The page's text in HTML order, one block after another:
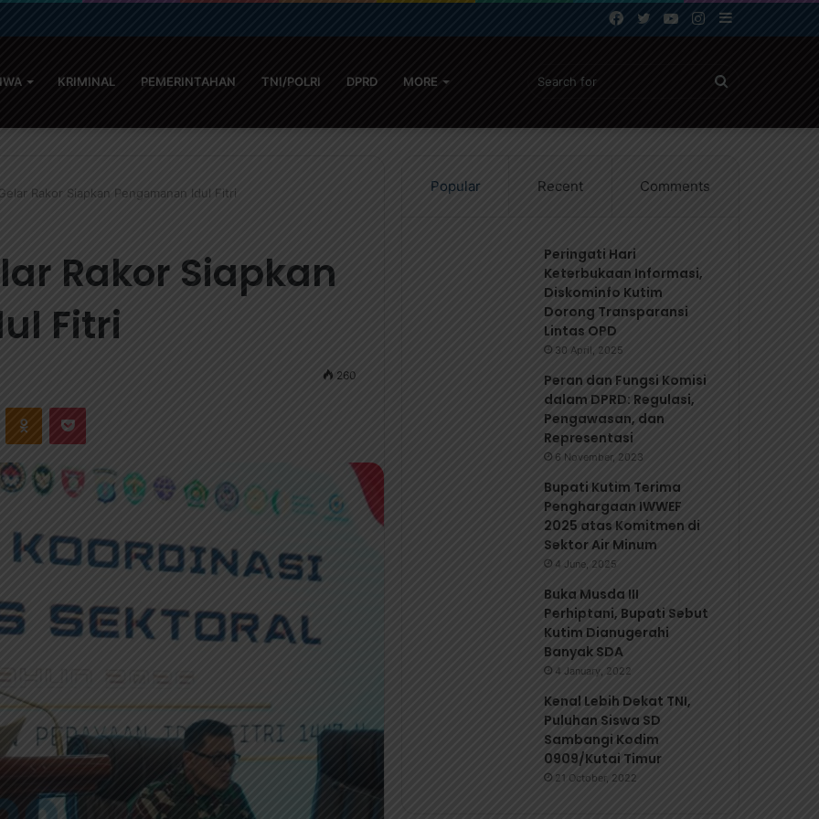
Instagram
YouTube
Twitter
Facebook
KRIMINAL PEMERINTAHAN TNI/POLRI DPRD MORE
Rakor Siapkan Pengamanan Idul Fitri
Rakor Siapkan
Fitri
260
Popular Recent Comments
Peringati Hari
Keterbukaan Informasi,
Diskominfo Kutim
Dorong Transparansi
Lintas OPD
30 April, 2025
Peran dan Fungsi Komisi
dalam DPRD: Regulasi,
Pengawasan, dan
Representasi
6 November, 2023
‎Bupati Kutim Terima
Penghargaan IWWEF
2025 atas Komitmen di
Sektor Air Minum
4 June, 2025
Buka Musda III
Perhiptani, Bupati Sebut
Kutim Dianugerahi
Banyak SDA
4 January, 2022
Kenal Lebih Dekat TNI,
Puluhan Siswa SD
Sambangi Kodim
0909/Kutai Timur
21 October, 2022